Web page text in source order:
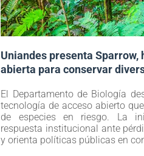
Uniandes presenta Sparrow,
abierta para conservar
El Departamento de Biología
tecnología de acceso abierto
de especies en riesgo. La
respuesta institucional ante
y orienta políticas públicas en